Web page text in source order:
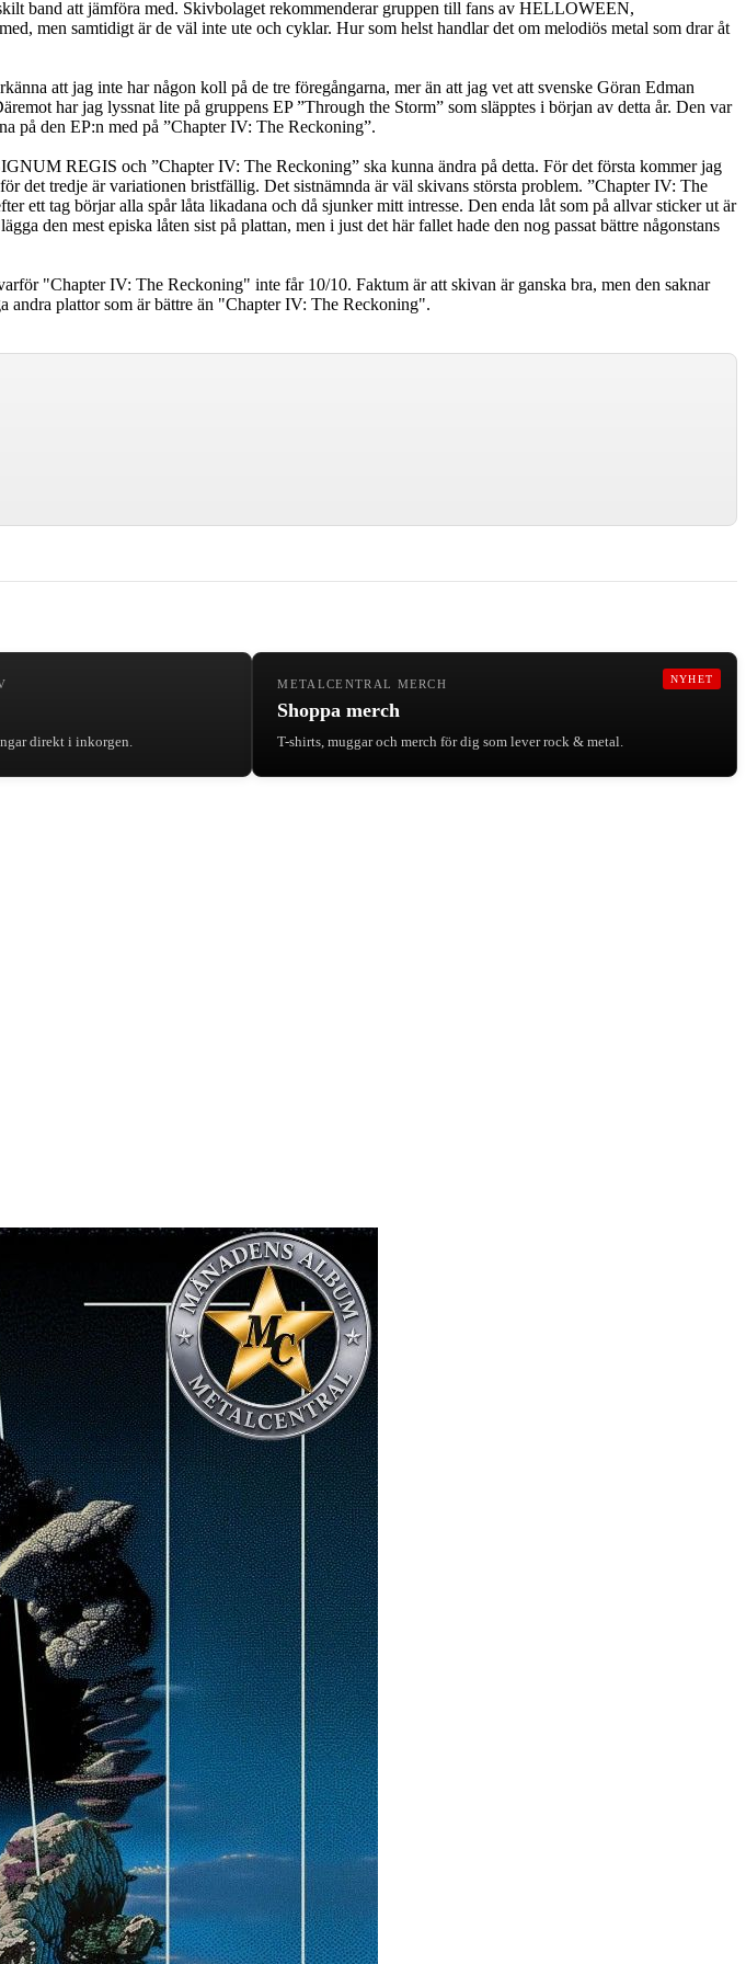
band att jämföra med. Skivbolaget rekommenderar gruppen till fans av HELLOWEEN,
men samtidigt är de väl inte ute och cyklar. Hur som helst handlar det om melodiös metal som drar åt
att jag inte har någon koll på de tre föregångarna, mer än att jag vet att svenske Göran Edman
har jag lyssnat lite på gruppens EP ”Through the Storm” som släpptes i början av detta år. Den var
på den EP:n med på ”Chapter IV: The Reckoning”.
REGIS och ”Chapter IV: The Reckoning” ska kunna ändra på detta. För det första kommer jag
det tredje är variationen bristfällig. Det sistnämnda är väl skivans största problem. ”Chapter IV: The
ett tag börjar alla spår låta likadana och då sjunker mitt intresse. Den enda låt som på allvar sticker ut är
den mest episka låten sist på plattan, men i just det här fallet hade den nog passat bättre någonstans
"Chapter IV: The Reckoning" inte får 10/10. Faktum är att skivan är ganska bra, men den saknar
andra plattor som är bättre än "Chapter IV: The Reckoning".
direkt i inkorgen.
NYHET
METALCENTRAL MERCH
Shoppa merch
T-shirts, muggar och merch för dig som lever rock & metal.